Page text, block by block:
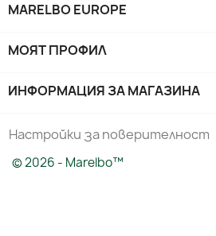
MARELBO EUROPE
МОЯТ ПРОФИЛ
ИНФОРМАЦИЯ ЗА МАГАЗИНА
Настройки за поверителност
© 2026 - Marelbo™